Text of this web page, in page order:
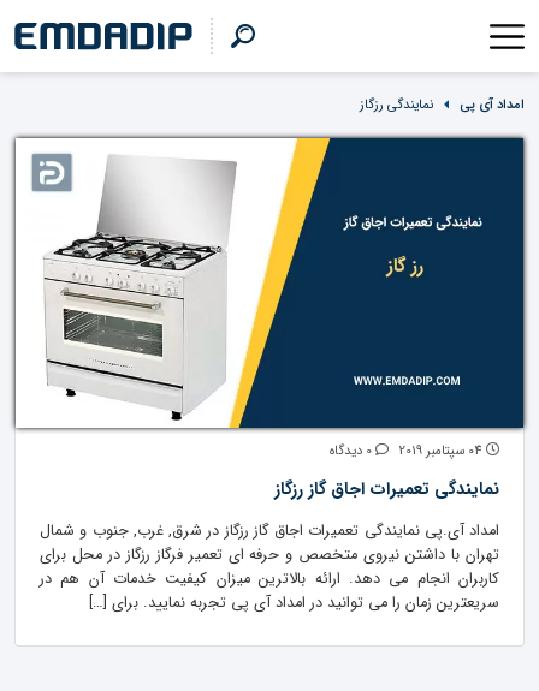
امداد آی پی نمایندگی رزگاز
نمایندگی تعمیرات اجاق گاز رزگاز
امداد آی.پی نمایندگی تعمیرات اجاق گاز رزگاز در شرق, غرب, جنوب و شمال
تهران با داشتن نیروی متخصص و حرفه ای تعمیر فرگاز رزگاز در محل برای
کاربران انجام می دهد. ارائه بالاترین میزان کیفیت خدمات آن هم در
سریعترین زمان را می توانید در امداد آی پی تجربه نمایید. برای […]